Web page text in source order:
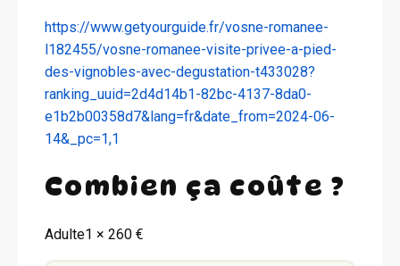
https://www.getyourguide.fr/vosne-romanee-
l182455/vosne-romanee-visite-privee-a-pied-
des-vignobles-avec-degustation-t433028?
ranking_uuid=2d4d14b1-82bc-4137-8da0-
e1b2b00358d7&lang=fr&date_from=2024-06-
14&_pc=1,1
Combien ça coûte ?
Adulte1 × 260 €